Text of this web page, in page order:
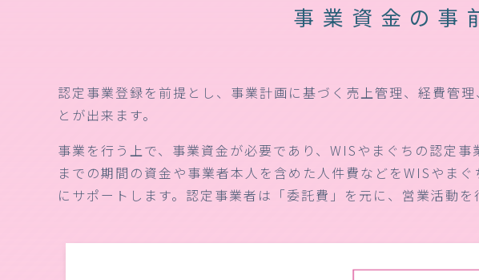
事業資金の事
認定事業登録を前提とし、事業計画に基づく売上管理、経費管
とが出来ます。
事業を行う上で、事業資金が必要であり、WISやまぐちの認定
までの期間の資金や事業者本人を含めた人件費などをWISやま
にサポートします。認定事業者は「委託費」を元に、営業活動